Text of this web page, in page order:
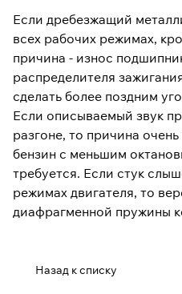
Если дребезжащий
всех рабочих режимах,
причина - износ
распределителя
сделать более поздним
Если описываемый звук
разгоне, то причина
бензин с меньшим
требуется. Если стук
режимах двигателя, то
диафрагменной пружины
Назад к списку